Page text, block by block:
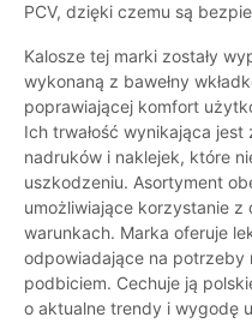
PCV, dzięki czemu są
Kalosze tej marki zostały
wykonaną z bawełny
poprawiającej komfort
Ich trwałość wynikająca
nadruków i naklejek, które
uszkodzeniu. Asortyment
umożliwiające korzystanie z
warunkach. Marka oferuje
odpowiadające na potrzeby
podbiciem. Cechuje ją
o aktualne trendy i wygodę